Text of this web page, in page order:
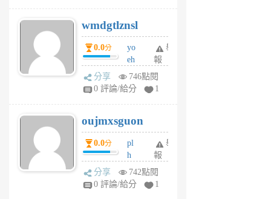
R
P
m
v
A
V
個
月
前
wmdgtlznsl
0.0分
yo
eh
ld
gy
個
月
前
舉
報
分享
746點閱
0 評論/給分
1
oujmxsguon
0.0分
pl
h
wi
w
舉
報
分享
742點閱
0 評論/給分
1